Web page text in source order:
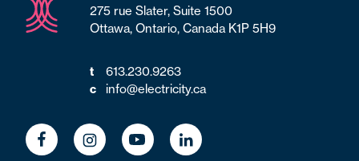
275 rue Slater, Suite 1500
Ottawa, Ontario, Canada K1P 5H9
t 613.230.9263
c info@electricity.ca